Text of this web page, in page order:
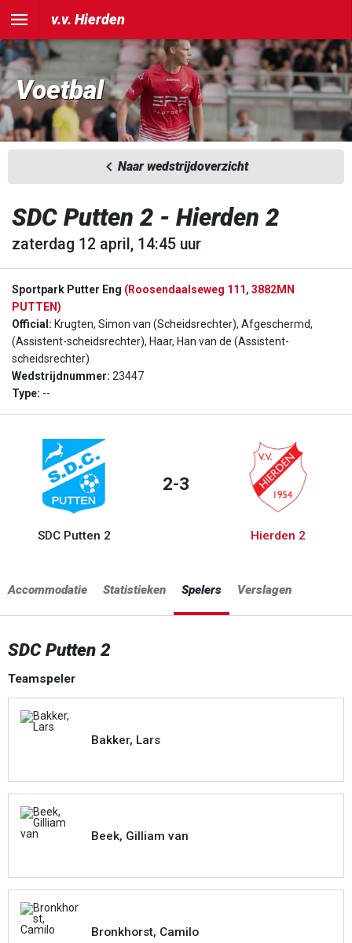
v.v. Hierden
Voetbal
Naar wedstrijdoverzicht
SDC Putten 2 - Hierden 2
zaterdag 12 april, 14:45 uur
Sportpark Putter Eng (Roosendaalseweg 111, 3882MN
PUTTEN)
Official: Krugten, Simon van (Scheidsrechter), Afgeschermd,
(Assistent-scheidsrechter), Haar, Han van de (Assistent-
scheidsrechter)
Wedstrijdnummer: 23447
Type: --
SDC Putten 2
2-3
Hierden 2
Accommodatie Statistieken Spelers Verslagen
SDC Putten 2
Teamspeler
Bakker, Lars
Beek, Gilliam van
Bronkhorst, Camilo